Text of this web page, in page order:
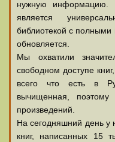
нужную информацию.
является
библиотекой с полными
обновляется.
Мы охватили
свободном доступе
всего что есть в
вычищенная, поэтому
произведений.
На сегодняшний день у
книг, написанных 15